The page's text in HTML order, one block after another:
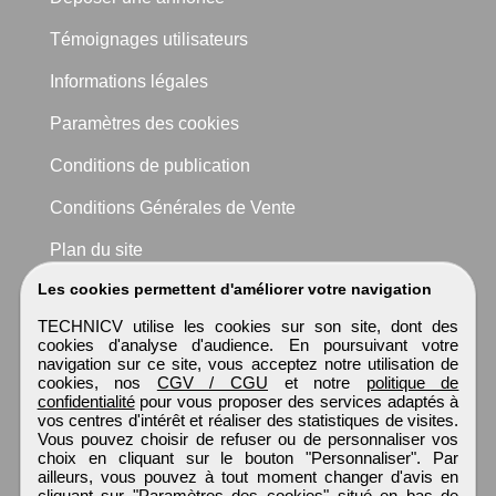
Les cookies permettent d'améliorer votre navigation
TECHNICV utilise les cookies sur son site, dont des
cookies d'analyse d'audience. En poursuivant votre
navigation sur ce site, vous acceptez notre utilisation de
cookies, nos CGV / CGU et notre politique de
confidentialitépour vous proposer des services adaptés à
vos centres d'intérêt et réaliser des statistiques de visites.
Vous pouvez choisir de refuser ou de personnaliser vos
choix en cliquant sur le bouton "Personnaliser". Par
ailleurs, vous pouvez à tout moment changer d'avis en
Témoignages utilisateurs
Informations légales
Paramètres des cookies
Conditions de publication
Conditions Générales de Vente
Plan du site